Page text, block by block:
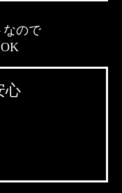
なので
心